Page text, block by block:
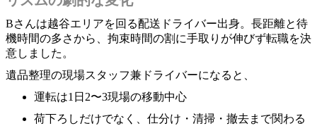
Bさんは越谷エリアを回る配送ドライバー出身。長距離と待
機時間の多さから、拘束時間の割に手取りが伸びず転職を決
意しました。
遺品整理の現場スタッフ兼ドライバーになると、
運転は1日2〜3現場の移動中心
荷下ろしだけでなく、仕分け・清掃・撤去まで関わる